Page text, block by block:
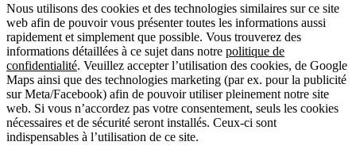
Nous utilisons des cookies et des technologies similaires sur ce site
web afin de pouvoir vous présenter toutes les informations aussi
rapidement et simplement que possible. Vous trouverez des
informations détaillées à ce sujet dans notre politique de
confidentialité. Veuillez accepter l’utilisation des cookies, de Google
Maps ainsi que des technologies marketing (par ex. pour la publicité
sur Meta/Facebook) afin de pouvoir utiliser pleinement notre site
web. Si vous n’accordez pas votre consentement, seuls les cookies
nécessaires et de sécurité seront installés. Ceux-ci sont
indispensables à l’utilisation de ce site.